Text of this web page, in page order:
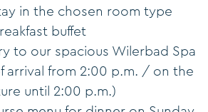
in the chosen room type
buffet
to our spacious Wilerbad Spa
arrival from 2:00 p.m. / on the
until 2:00 p.m.)